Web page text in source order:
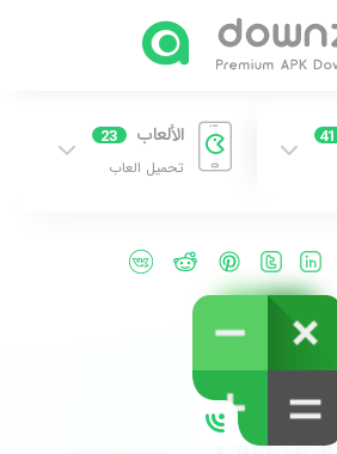
الألعاب 23
تحميل العاب